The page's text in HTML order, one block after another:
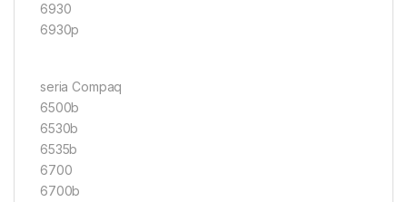
6930
6930p
seria Compaq
6500b
6530b
6535b
6700
6700b